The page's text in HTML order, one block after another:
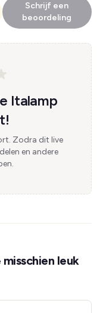
Schrijf een
beoordeling
Italamp
Zodra dit live
en andere
leuk